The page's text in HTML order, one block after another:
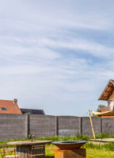
In het BBQ
workshop
ingedeeld
voorzien van
Verwarming